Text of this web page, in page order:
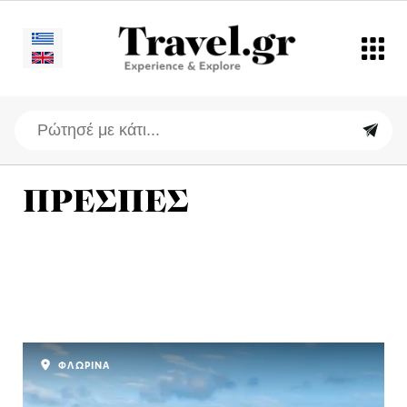
ΠΡΕΣΠΕΣ
ΦΛΩΡΙΝΑ